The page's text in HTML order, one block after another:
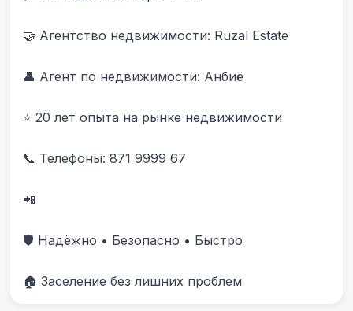
🤝 Агентство недвижимости: Ruzal Estate
👤 Агент по недвижимости: Анбиë
⭐ 20 лет опыта на рынке недвижимости
📞 Телефоны: 871 9999 67
📲
🛡️ Надёжно • Безопасно • Быстро
🏠 Заселение без лишних проблем